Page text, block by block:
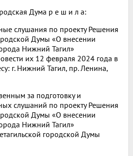
Дума р е ш и л а:
слушания по проекту Решения
Думы «О внесении
Нижний Тагил»
их 12 февраля 2024 года в
г. Нижний Тагил, пр. Ленина,
за подготовку и
слушаний по проекту Решения
Думы «О внесении
Нижний Тагил»
городской Думы